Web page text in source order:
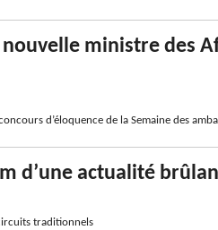
ministre des
d’éloquence de la Semaine des
d’une actualité
traditionnels